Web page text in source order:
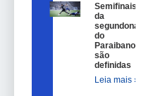
Semifinais
da
segundona
do
Paraibano
são
definidas
Leia mais »